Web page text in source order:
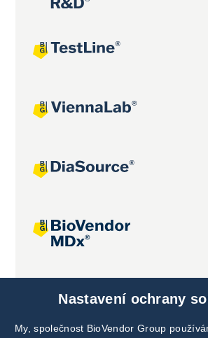
Nastavení ochrany
My, společnost BioVendor Group